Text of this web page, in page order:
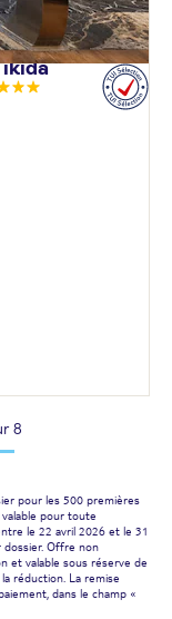
8
pour les 500 premières
pour toute
le 22 avril 2026 et le 31
dossier. Offre non
et valable sous réserve de
réduction. La remise
dans le champ «